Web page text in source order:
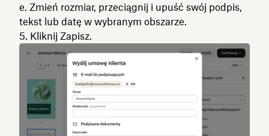
e. Zmień rozmiar, przeciągnij i upuść swój podpis,
tekst lub datę w wybranym obszarze.
5. Kliknij Zapisz.